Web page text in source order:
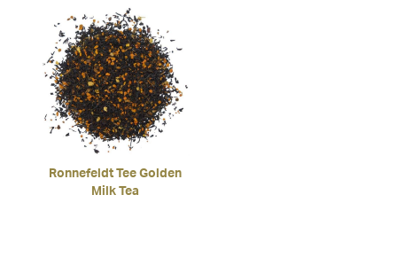
Ronnefeldt Tee Golden
Milk Tea